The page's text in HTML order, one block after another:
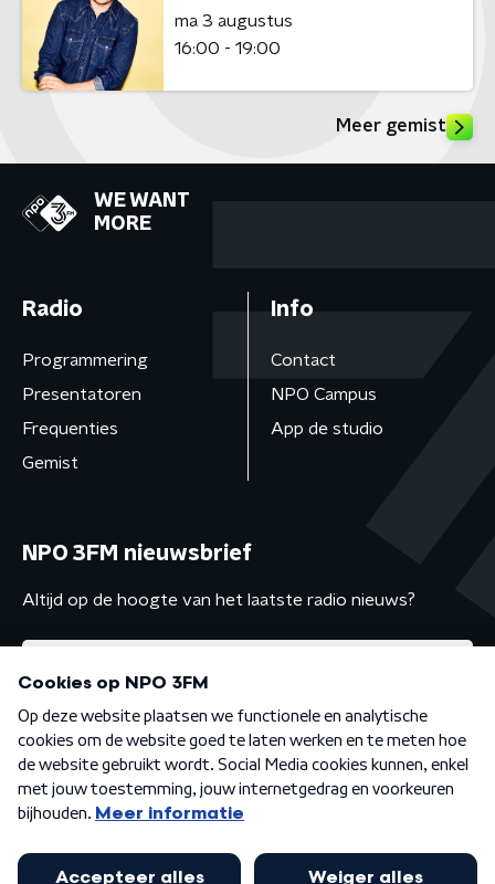
ma 3 augustus
16:00 - 19:00
Meer gemist
WE WANT
MORE
Radio
Programmering
Presentatoren
Frequenties
Gemist
Info
Contact
NPO Campus
App de studio
NPO 3FM nieuwsbrief
Altijd op de hoogte van het laatste radio nieuws?
Algemene voorwaarden Privacybeleid